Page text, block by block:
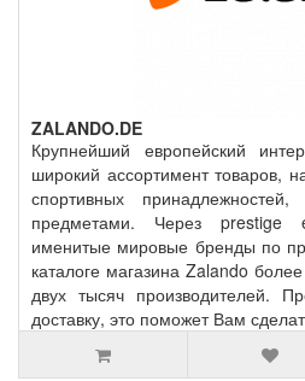
ZALANDO.DE
Крупнейший европейский
широкий ассортимент товаров,
спортивных
предметами. Через prestige
именитые мировые бренды по
каталоге магазина Zalando
двух тысяч производителей.
доставку, это поможет Вам